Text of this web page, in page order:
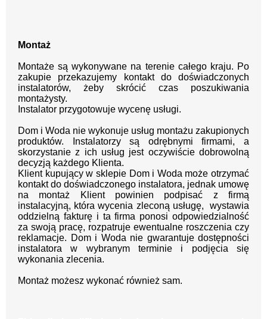
Montaż
Montaże są wykonywane na terenie całego kraju. Po
zakupie przekazujemy kontakt do doświadczonych
instalatorów, żeby skrócić czas poszukiwania
montażysty.
Instalator przygotowuje wycenę usługi.
Dom i Woda nie wykonuje usług montażu zakupionych
produktów. Instalatorzy są odrębnymi firmami, a
skorzystanie z ich usług jest oczywiście dobrowolną
decyzją każdego Klienta.
Klient kupujący w sklepie Dom i Woda może otrzymać
kontakt do doświadczonego instalatora, jednak umowę
na montaż Klient powinien podpisać z firmą
instalacyjną, która wycenia zleconą usługę, wystawia
oddzielną fakturę i ta firma ponosi odpowiedzialność
za swoją pracę, rozpatruje ewentualne roszczenia czy
reklamacje. Dom i Woda nie gwarantuje dostępności
instalatora w wybranym terminie i podjęcia się
wykonania zlecenia.
Montaż możesz wykonać również sam.